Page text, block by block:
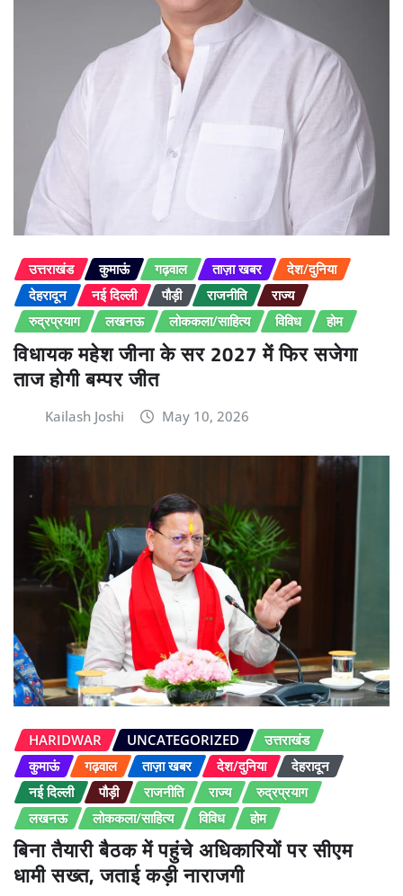
उत्तराखंड कुमाऊं गढ़वाल ताज़ा खबर
देश/दुनिया
देहरादून
नई दिल्ली पौड़ी राजनीति
राज्य
रुद्रप्रयाग
लखनऊ लोककला/साहित्य विविध होम
विधायक महेश जीना के सर 2027 में फिर सजेगा
ताज होगी बम्पर जीत
Kailash Joshi May 10, 2026
HARIDWAR UNCATEGORIZED
उत्तराखंड
कुमाऊं
गढ़वाल ताज़ा खबर देश/दुनिया
देहरादून
नई दिल्ली
पौड़ी राजनीति राज्य
रुद्रप्रयाग
लखनऊ
लोककला/साहित्य विविध होम
बिना तैयारी बैठक में पहुंचे अधिकारियों पर सीएम
धामी सख्त, जताई कड़ी नाराजगी